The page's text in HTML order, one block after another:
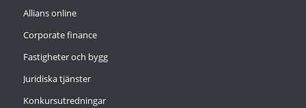
Allians online
Corporate finance
Fastigheter och bygg
Juridiska tjänster
Konkursutredningar